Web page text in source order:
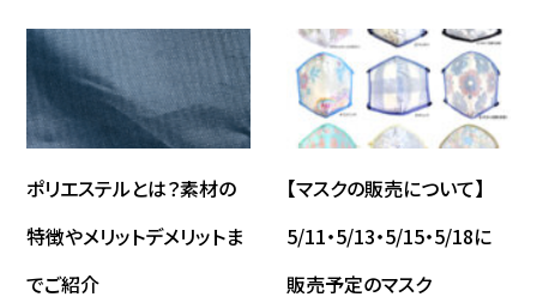
ポリエステルとは？素材の
特徴やメリットデメリットま
でご紹介
【マスクの販売について】
5/11・5/13・5/15・5/18に
販売予定のマスク